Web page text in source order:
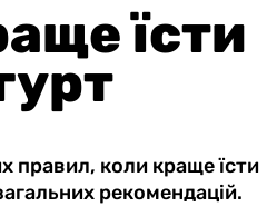
їсти
правил, коли краще їсти
рекомендацій.